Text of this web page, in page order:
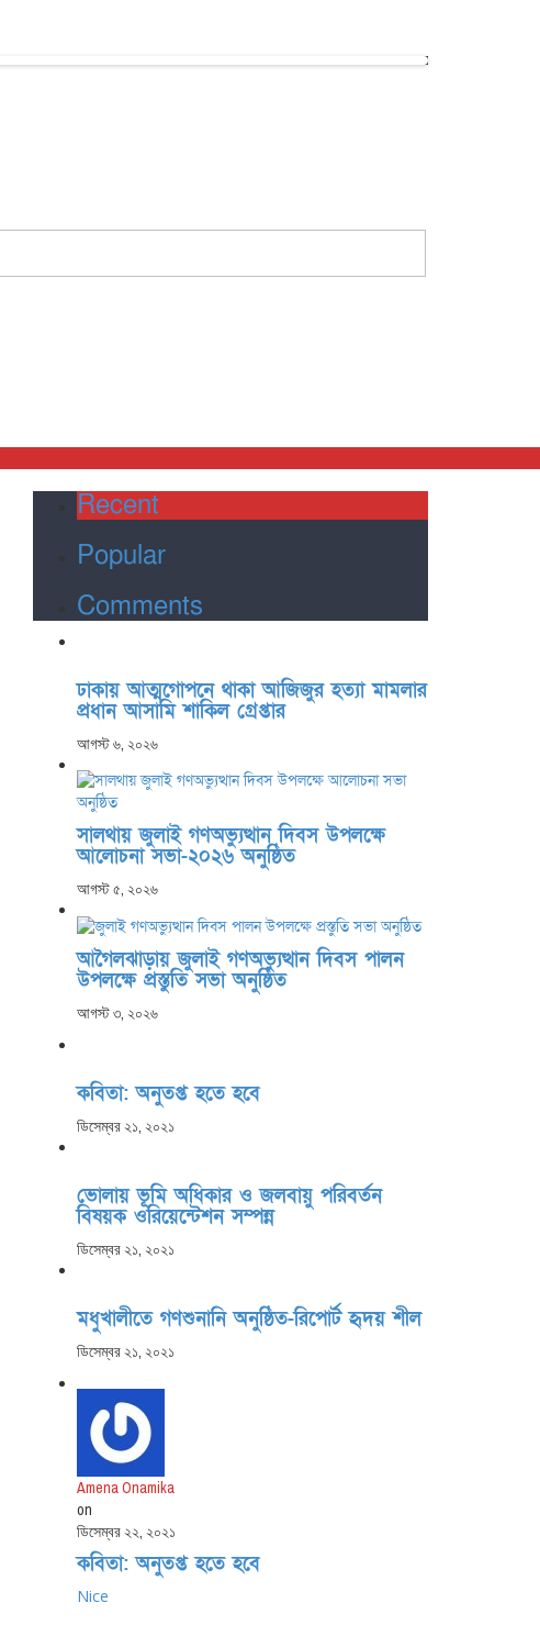
Recent
Popular
Comments
ঢাকায় আত্মগোপনে থাকা আজিজুর হত্যা মামলার
প্রধান আসামি শাকিল গ্রেপ্তার
আগস্ট ৬, ২০২৬
সালথায় জুলাই গণঅভ্যুত্থান দিবস উপলক্ষে
আলোচনা সভা-২০২৬ অনুষ্ঠিত
আগস্ট ৫, ২০২৬
আগৈলঝাড়ায় জুলাই গণঅভ্যুত্থান দিবস পালন
উপলক্ষে প্রস্তুতি সভা অনুষ্ঠিত
আগস্ট ৩, ২০২৬
কবিতা: অনুতপ্ত হতে হবে
ডিসেম্বর ২১, ২০২১
ভোলায় ভূমি অধিকার ও জলবায়ু পরিবর্তন
বিষয়ক ওরিয়েন্টেশন সম্পন্ন
ডিসেম্বর ২১, ২০২১
মধুখালীতে গণশুনানি অনুষ্ঠিত-রিপোর্ট হৃদয় শীল
ডিসেম্বর ২১, ২০২১
Amena Onamika
on
ডিসেম্বর ২২, ২০২১
কবিতা: অনুতপ্ত হতে হবে
Nice